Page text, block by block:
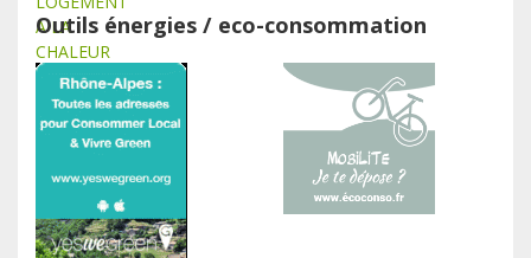
Outils énergies / eco-consommation